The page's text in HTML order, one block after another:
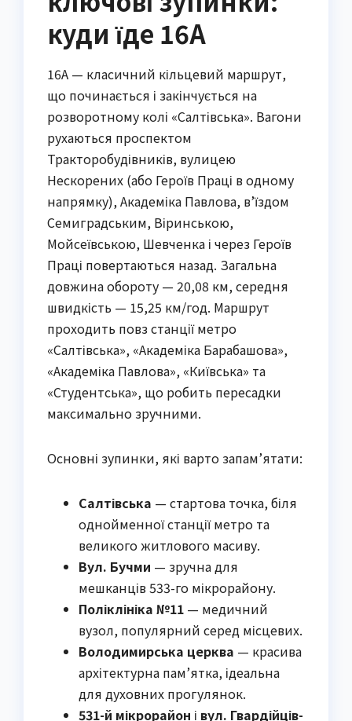
куди їде 16А
16А — класичний кільцевий маршрут,
що починається і закінчується на
розворотному колі «Салтівська». Вагони
рухаються проспектом
Тракторобудівників, вулицею
Нескорених (або Героїв Праці в одному
напрямку), Академіка Павлова, в’їздом
Семиградським, Віринською,
Мойсеївською, Шевченка і через Героїв
Праці повертаються назад. Загальна
довжина обороту — 20,08 км, середня
швидкість — 15,25 км/год. Маршрут
проходить повз станції метро
«Салтівська», «Академіка Барабашова»,
«Академіка Павлова», «Київська» та
«Студентська», що робить пересадки
максимально зручними.
Основні зупинки, які варто запам’ятати:
Салтівська — стартова точка, біля
однойменної станції метро та
великого житлового масиву.
Вул. Бучми — зручна для
мешканців 533-го мікрорайону.
Поліклініка №11 — медичний
вузол, популярний серед місцевих.
Володимирська церква — красива
архітектурна пам’ятка, ідеальна
для духовних прогулянок.
531-й мікрорайон і вул. Гвардійців-